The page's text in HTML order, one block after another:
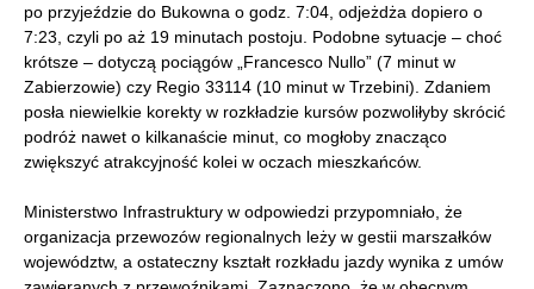
po przyjeździe do Bukowna o godz. 7:04, odjeżdża dopiero o
7:23, czyli po aż 19 minutach postoju. Podobne sytuacje – choć
krótsze – dotyczą pociągów „Francesco Nullo” (7 minut w
Zabierzowie) czy Regio 33114 (10 minut w Trzebini). Zdaniem
posła niewielkie korekty w rozkładzie kursów pozwoliłyby skrócić
podróż nawet o kilkanaście minut, co mogłoby znacząco
zwiększyć atrakcyjność kolei w oczach mieszkańców.
Ministerstwo Infrastruktury w odpowiedzi przypomniało, że
organizacja przewozów regionalnych leży w gestii marszałków
województw, a ostateczny kształt rozkładu jazdy wynika z umów